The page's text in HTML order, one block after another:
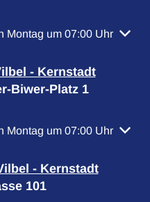
oder Schließzeiten
Montag um 07:00 Uhr
- Kernstadt
Biwer-Platz 1
oder Schließzeiten
Montag um 07:00 Uhr
- Kernstadt
101